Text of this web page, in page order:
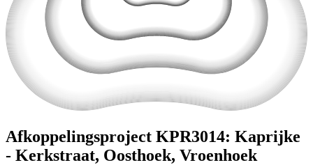
Afkoppelingsproject KPR3014: Kaprijke
- Kerkstraat, Oosthoek, Vroenhoek